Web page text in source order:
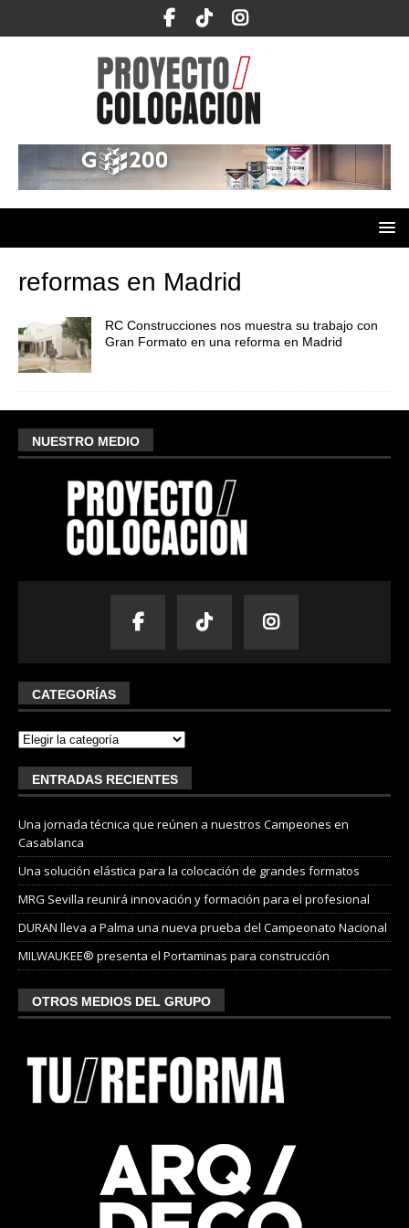
reformas en Madrid
RC Construcciones nos muestra su trabajo con
Gran Formato en una reforma en Madrid
NUESTRO MEDIO
CATEGORÍAS
ENTRADAS RECIENTES
Una jornada técnica que reúnen a nuestros Campeones en
Casablanca
Una solución elástica para la colocación de grandes formatos
MRG Sevilla reunirá innovación y formación para el profesional
DURAN lleva a Palma una nueva prueba del Campeonato Nacional
MILWAUKEE® presenta el Portaminas para construcción
OTROS MEDIOS DEL GRUPO